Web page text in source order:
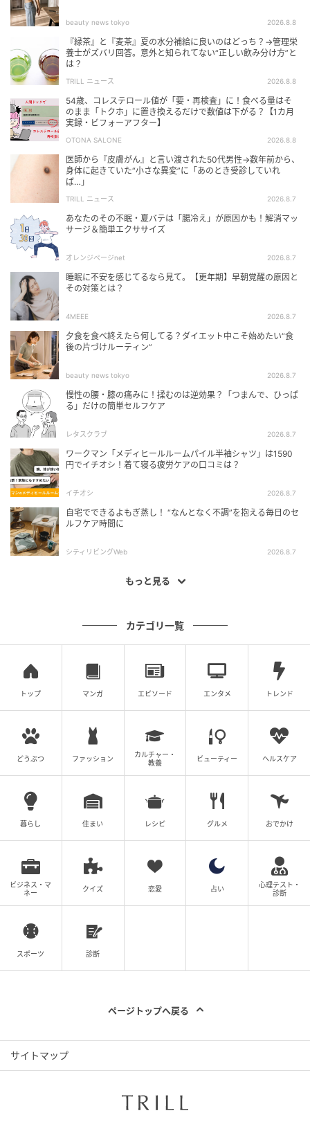
beauty news tokyo 2026.8.8
『緑茶』と『麦茶』夏の水分補給に良いのはどっち？→管理栄
養士がズバリ回答。意外と知られてない“正しい飲み分け方”と
は？
TRILL ニュース 2026.8.8
54歳、コレステロール値が「要・再検査」に！食べる量はそ
のまま「トクホ」に置き換えるだけで数値は下がる？【1カ月
実録・ビフォーアフター】
OTONA SALONE 2026.8.8
医師から『皮膚がん』と言い渡された50代男性→数年前から、
身体に起きていた“小さな異変”に「あのとき受診していれ
ば…」
TRILL ニュース 2026.8.7
あなたのその不眠・夏バテは「腸冷え」が原因かも！解消マッ
サージ＆簡単エクササイズ
オレンジページnet 2026.8.7
睡眠に不安を感じてるなら見て。【更年期】早朝覚醒の原因と
その対策とは？
4MEEE 2026.8.7
夕食を食べ終えたら何してる？ダイエット中こそ始めたい“食
後の片づけルーティン”
beauty news tokyo 2026.8.7
慢性の腰・膝の痛みに！揉むのは逆効果？「つまんで、ひっぱ
る」だけの簡単セルフケア
レタスクラブ 2026.8.7
ワークマン「メディヒールルームパイル半袖シャツ」は1590
円でイチオシ！着て寝る疲労ケアの口コミは？
イチオシ 2026.8.7
自宅でできるよもぎ蒸し！ “なんとなく不調”を抱える毎日のセ
ルフケア時間に
シティリビングWeb 2026.8.7
もっと見る
カテゴリ一覧
トップ マンガ エピソード エンタメ トレンド
どうぶつ ファッション
カルチャー・
教養
ビューティー ヘルスケア
暮らし 住まい レシピ グルメ おでかけ
ビジネス・マ
ネー
クイズ 恋愛 占い
心理テスト・
診断
スポーツ 診断
ページトップへ戻る
サイトマップ